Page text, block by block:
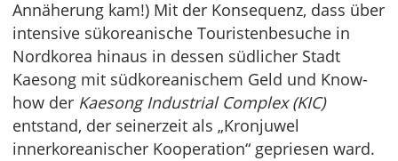
Annäherung kam!) Mit der Konsequenz, dass über
intensive sükoreanische Touristenbesuche in
Nordkorea hinaus in dessen südlicher Stadt
Kaesong mit südkoreanischem Geld und Know-
how der Kaesong Industrial Complex (KIC)
entstand, der seinerzeit als „Kronjuwel
innerkoreanischer Kooperation“ gepriesen ward.